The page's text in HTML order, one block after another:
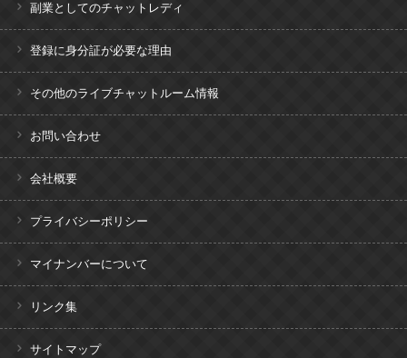
副業としてのチャットレディ
登録に身分証が必要な理由
その他のライブチャットルーム情報
お問い合わせ
会社概要
プライバシーポリシー
マイナンバーについて
リンク集
サイトマップ